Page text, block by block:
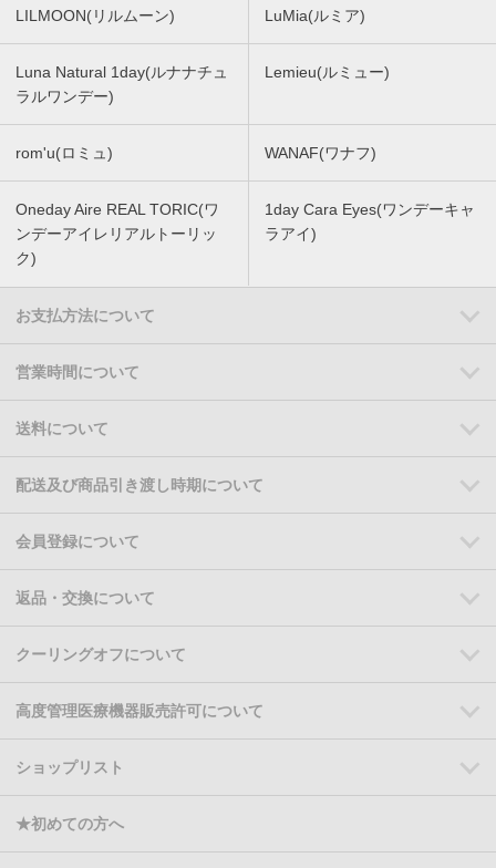
LILMOON(リルムーン) LuMia(ルミア)
Luna Natural 1day(ルナナチュ
ラルワンデー)
Lemieu(ルミュー)
rom'u(ロミュ) WANAF(ワナフ)
Oneday Aire REAL TORIC(ワ
ンデーアイレリアルトーリッ
ク)
1day Cara Eyes(ワンデーキャ
ラアイ)
お支払方法について
営業時間について
送料について
配送及び商品引き渡し時期について
会員登録について
返品・交換について
クーリングオフについて
高度管理医療機器販売許可について
ショップリスト
★初めての方へ